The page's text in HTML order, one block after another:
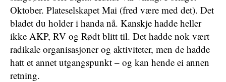
Oktober. Plateselskapet Mai (fred være med det). Det
bladet du holder i handa nå. Kanskje hadde heller
ikke AKP, RV og Rødt blitt til. Det hadde nok vært
radikale organisasjoner og aktiviteter, men de hadde
hatt et annet utgangspunkt – og kan hende ei annen
retning.